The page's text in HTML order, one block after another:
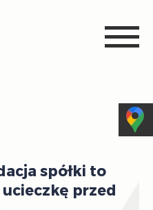
spółki to
przed